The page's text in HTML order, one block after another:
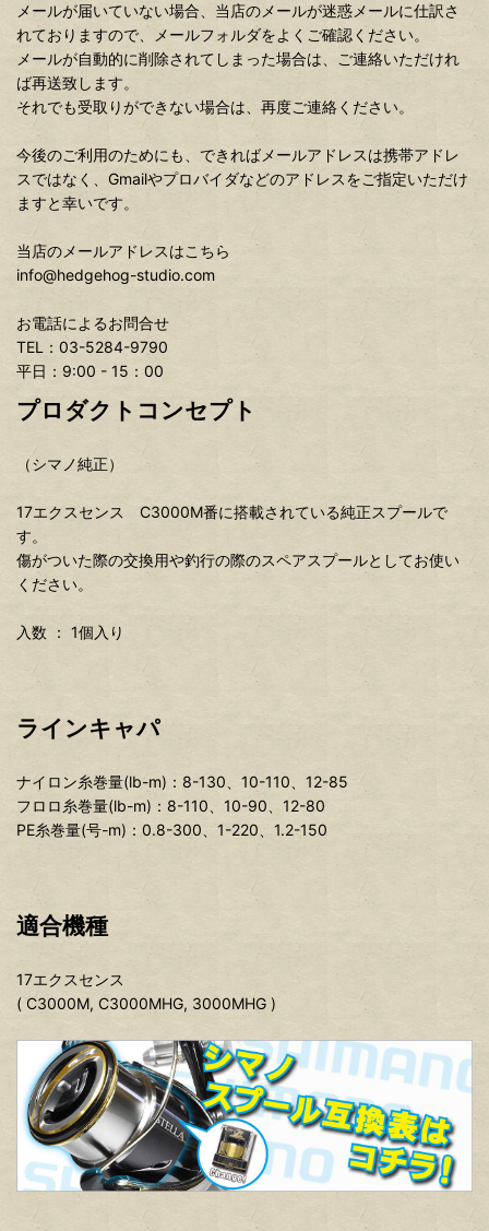
メールが届いていない場合、当店のメールが迷惑メールに仕訳さ
れておりますので、メールフォルダをよくご確認ください。
メールが自動的に削除されてしまった場合は、ご連絡いただけれ
ば再送致します。
それでも受取りができない場合は、再度ご連絡ください。
今後のご利用のためにも、できればメールアドレスは携帯アドレ
スではなく、Gmailやプロバイダなどのアドレスをご指定いただけ
ますと幸いです。
当店のメールアドレスはこちら
info@hedgehog-studio.com
お電話によるお問合せ
TEL：03-5284-9790
平日：9:00 - 15：00
プロダクトコンセプト
（シマノ純正）
17エクスセンス C3000M番に搭載されている純正スプールで
す。
傷がついた際の交換用や釣行の際のスペアスプールとしてお使い
ください。
入数 ： 1個入り
ラインキャパ
ナイロン糸巻量(lb-m)：8-130、10-110、12-85
フロロ糸巻量(lb-m)：8-110、10-90、12-80
PE糸巻量(号-m)：0.8-300、1-220、1.2-150
適合機種
17エクスセンス
( C3000M, C3000MHG, 3000MHG )